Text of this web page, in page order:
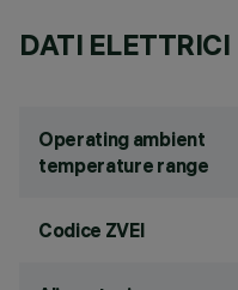
DATI ELETTRICI
Operating ambient
temperature range
Codice ZVEI